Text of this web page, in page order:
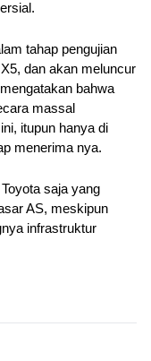
tahap pengujian
dan akan meluncur
bahwa
massal
itupun hanya di
menerima nya.
saja yang
AS, meskipun
infrastruktur